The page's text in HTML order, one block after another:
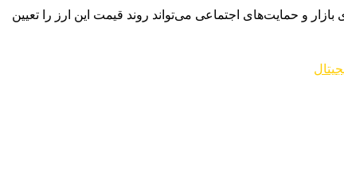
و حمایت‌های اجتماعی می‌تواند روند قیمت این ارز را تعیین